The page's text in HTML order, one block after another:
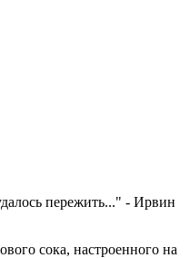
пережить..." - Ирвин
сока, настроенного на